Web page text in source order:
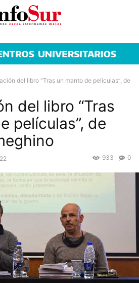
del libro “Tras un manto de películas”, de
del libro “Tras
películas”, de
0
933